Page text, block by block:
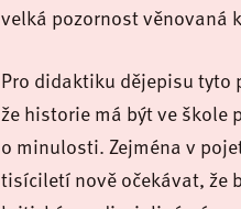
velká pozornost věnovaná
Pro didaktiku dějepisu tyto
že historie má být ve škole
o minulosti. Zejména v
tisíciletí nově očekávat, že